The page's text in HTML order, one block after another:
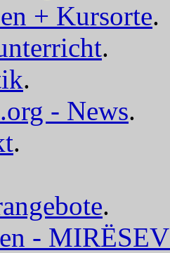
+ Kursorte.
.
.
- News.
.
.
-